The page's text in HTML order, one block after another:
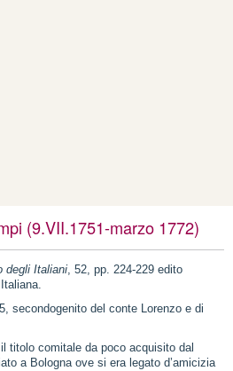
(9.VII.1751-marzo 1772)
degli Italiani, 52, pp. 224-229 edito
secondogenito del conte Lorenzo e di
titolo comitale da poco acquisito dal
a Bologna ove si era legato d’amicizia